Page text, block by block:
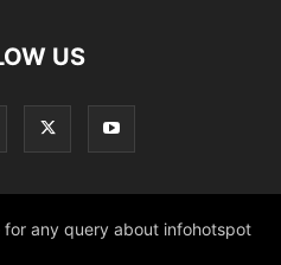
US
for any query about infohotspot